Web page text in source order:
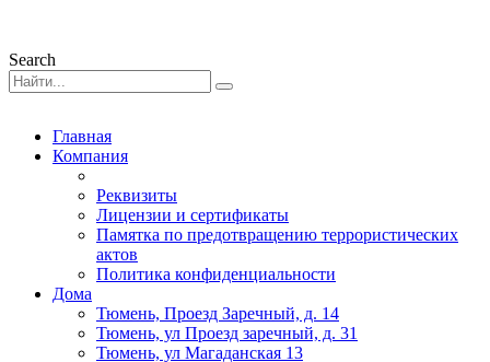
Search
Главная
Компания
Реквизиты
Лицензии и сертификаты
Памятка по предотвращению террористических
актов
Политика конфиденциальности
Дома
Тюмень, Проезд Заречный, д. 14
Тюмень, ул Проезд заречный, д. 31
Тюмень, ул Магаданская 13